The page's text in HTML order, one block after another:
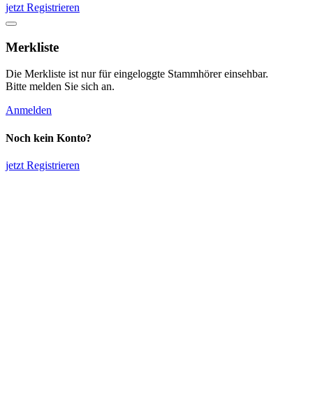
jetzt Registrieren
Merkliste
Die Merkliste ist nur für eingeloggte Stammhörer einsehbar.
Bitte melden Sie sich an.
Anmelden
Noch kein Konto?
jetzt Registrieren